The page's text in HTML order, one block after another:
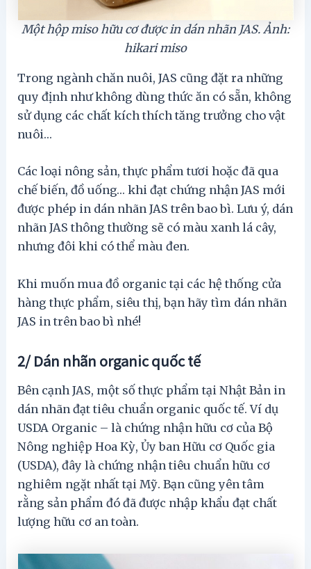
Một hộp miso hữu cơ được in dán nhãn JAS. Ảnh:
hikari miso
Trong ngành chăn nuôi, JAS cũng đặt ra những
quy định như không dùng thức ăn có sẵn, không
sử dụng các chất kích thích tăng trưởng cho vật
nuôi…
Các loại nông sản, thực phẩm tươi hoặc đã qua
chế biến, đồ uống… khi đạt chứng nhận JAS mới
được phép in dán nhãn JAS trên bao bì. Lưu ý, dán
nhãn JAS thông thường sẽ có màu xanh lá cây,
nhưng đôi khi có thể màu đen.
Khi muốn mua đồ organic tại các hệ thống cửa
hàng thực phẩm, siêu thị, bạn hãy tìm dán nhãn
JAS in trên bao bì nhé!
2/ Dán nhãn organic quốc tế
Bên cạnh JAS, một số thực phẩm tại Nhật Bản in
dán nhãn đạt tiêu chuẩn organic quốc tế. Ví dụ
USDA Organic – là chứng nhận hữu cơ của Bộ
Nông nghiệp Hoa Kỳ, Ủy ban Hữu cơ Quốc gia
(USDA), đây là chứng nhận tiêu chuẩn hữu cơ
nghiêm ngặt nhất tại Mỹ. Bạn cũng yên tâm
rằng sản phẩm đó đã được nhập khẩu đạt chất
lượng hữu cơ an toàn.